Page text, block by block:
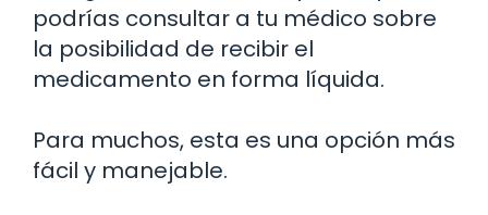
podrías consultar a tu médico sobre
la posibilidad de recibir el
medicamento en forma líquida.
Para muchos, esta es una opción más
fácil y manejable.